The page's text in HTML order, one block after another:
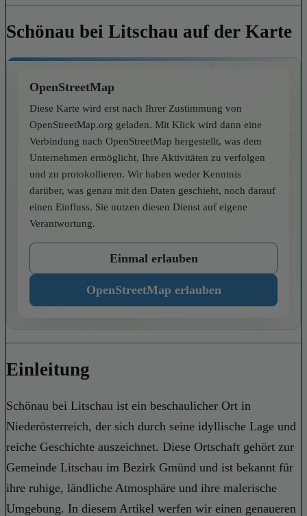
Schönau bei Litschau auf der Karte
OpenStreetMap
Diese Karte wird erst nach Ihrer Zustimmung von
OpenStreetMap.org geladen. Mit Klick wird dann eine
Verbindung nach OpenStreetMap hergestellt, was dem
Unternehmen ermöglicht, Ihre Aktivitäten zu verfolgen
und zu protokollieren. Wir haben weder Kenntnis
darüber, was genau mit den Daten geschieht, noch darauf
einen Einfluss. Sie nutzen diesen Dienst auf eigene
Verantwortung.
Einmal erlauben
OpenStreetMap erlauben
Einleitung
Schönau bei Litschau ist ein beschaulicher Ort in
Niederösterreich, der sich durch seine idyllische Lage und
reiche Geschichte auszeichnet. Diese Ortschaft gehört zur
Gemeinde Litschau im Bezirk Gmünd und ist bekannt für
ihre ruhige, ländliche Atmosphäre und ihre malerische
Umgebung. In diesem Artikel werfen wir einen genaueren